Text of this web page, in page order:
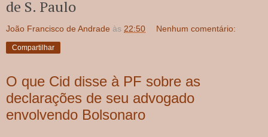
de S. Paulo
João Francisco de Andrade às 22:50 Nenhum comentário:
Compartilhar
O que Cid disse à PF sobre as
declarações de seu advogado
envolvendo Bolsonaro